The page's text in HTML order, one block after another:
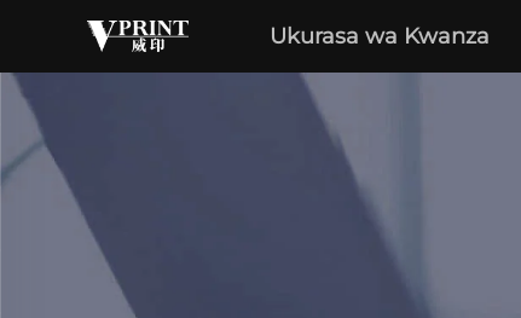
Ukurasa wa Kwanza